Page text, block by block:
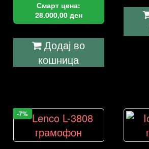
Смарт цена:
28.000,00 ден
Додај во
кошница
-7%